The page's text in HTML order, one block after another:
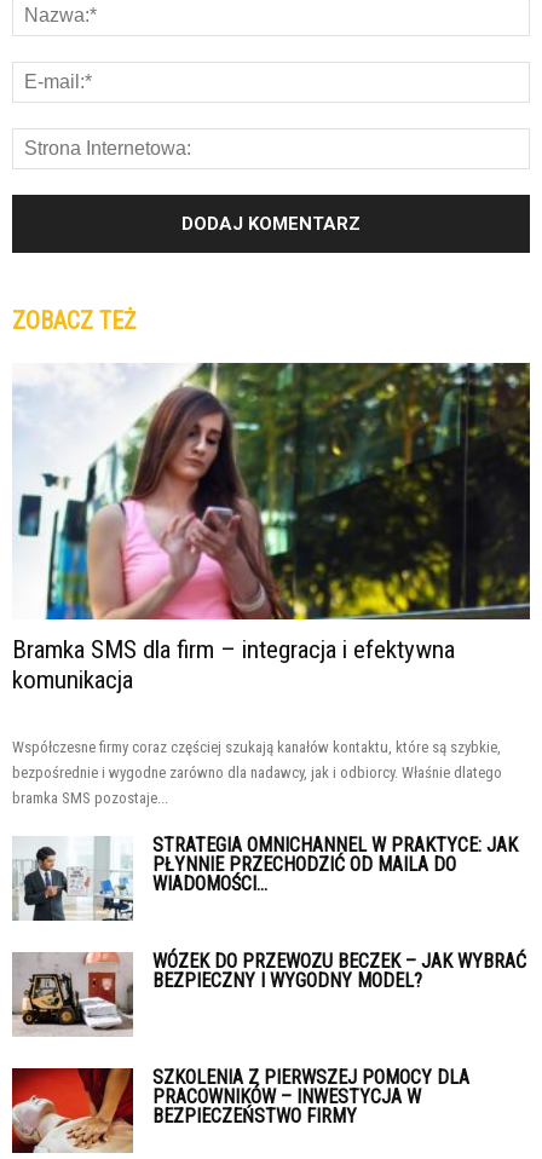
ZOBACZ TEŻ
Bramka SMS dla firm – integracja i efektywna
komunikacja
Współczesne firmy coraz częściej szukają kanałów kontaktu, które są szybkie,
bezpośrednie i wygodne zarówno dla nadawcy, jak i odbiorcy. Właśnie dlatego
bramka SMS pozostaje...
STRATEGIA OMNICHANNEL W PRAKTYCE: JAK
PŁYNNIE PRZECHODZIĆ OD MAILA DO
WIADOMOŚCI...
WÓZEK DO PRZEWOZU BECZEK – JAK WYBRAĆ
BEZPIECZNY I WYGODNY MODEL?
SZKOLENIA Z PIERWSZEJ POMOCY DLA
PRACOWNIKÓW – INWESTYCJA W
BEZPIECZEŃSTWO FIRMY